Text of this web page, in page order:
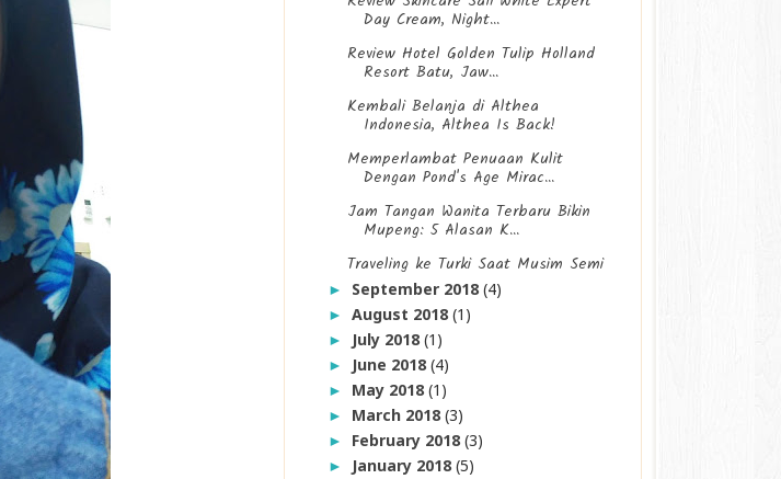
Day Cream, Night...
Review Hotel Golden Tulip Holland
Resort Batu, Jaw...
Kembali Belanja di Althea
Indonesia, Althea Is Back!
Memperlambat Penuaan Kulit
Dengan Pond's Age Mirac...
Jam Tangan Wanita Terbaru Bikin
Mupeng: 5 Alasan K...
Traveling ke Turki Saat Musim Semi
► September 2018(4)
►August 2018(1)
► July 2018(1)
► June 2018(4)
► May 2018(1)
► March 2018(3)
► February 2018(3)
► January 2018(5)